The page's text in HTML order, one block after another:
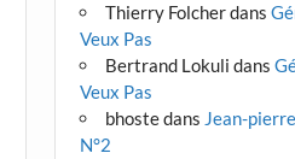
Thierry Folcherdans
Veux Pas
Bertrand Lokuli dans
Veux Pas
bhostedans Jean-
N°2